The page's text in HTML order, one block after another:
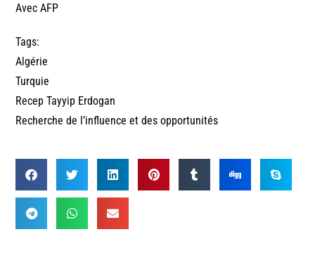
Avec AFP
Tags:
Algérie
Turquie
Recep Tayyip Erdogan
Recherche de l’influence et des opportunités